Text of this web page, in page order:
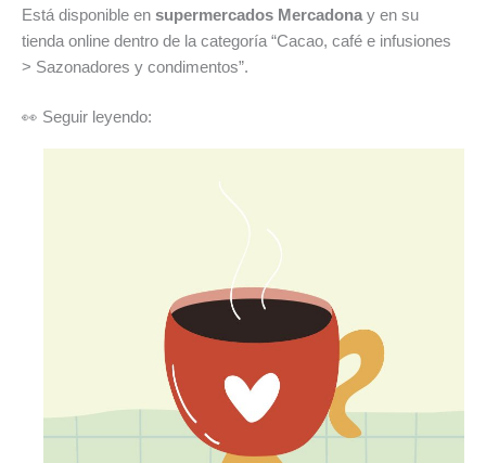
Está disponible en supermercados Mercadona y en su
tienda online dentro de la categoría “Cacao, café e infusiones
> Sazonadores y condimentos”.
👀 Seguir leyendo: